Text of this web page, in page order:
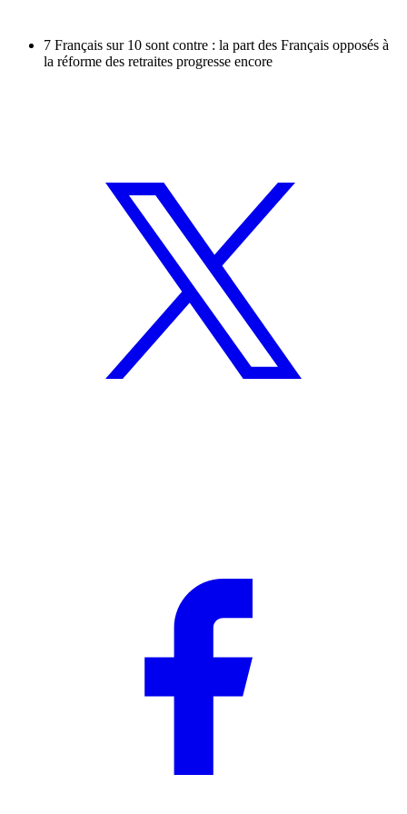
7 Français sur 10 sont contre : la part des Français opposés à
la réforme des retraites progresse encore